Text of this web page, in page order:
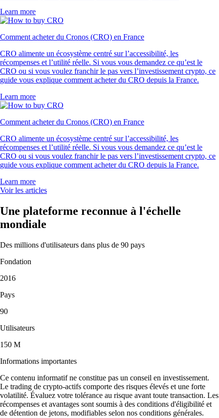
Learn more
Comment acheter du Cronos (CRO) en France
CRO alimente un écosystème centré sur l’accessibilité, les
récompenses et l’utilité réelle. Si vous vous demandez ce qu’est le
CRO ou si vous voulez franchir le pas vers l’investissement crypto, ce
guide vous explique comment acheter du CRO depuis la France.
Learn more
Comment acheter du Cronos (CRO) en France
CRO alimente un écosystème centré sur l’accessibilité, les
récompenses et l’utilité réelle. Si vous vous demandez ce qu’est le
CRO ou si vous voulez franchir le pas vers l’investissement crypto, ce
guide vous explique comment acheter du CRO depuis la France.
Learn more
Voir les articles
Une plateforme reconnue à l'échelle
mondiale
Des millions d'utilisateurs dans plus de 90 pays
Fondation
2016
Pays
90
Utilisateurs
150 M
Informations importantes
Ce contenu informatif ne constitue pas un conseil en investissement.
Le trading de crypto-actifs comporte des risques élevés et une forte
volatilité. Évaluez votre tolérance au risque avant toute transaction. Les
récompenses et avantages sont soumis à des conditions d'éligibilité et
de détention de jetons, modifiables selon nos conditions générales.